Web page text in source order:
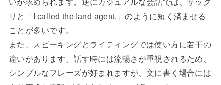
いが求められます。逆にカジュアルな会話では、ザック
リと「I called the land agent.」のように短く済ませる
ことが多いです。
また、スピーキングとライティングでは使い方に若干の
違いがあります。話す時には流暢さが重視されるため、
シンプルなフレーズが好まれますが、文に書く場合には